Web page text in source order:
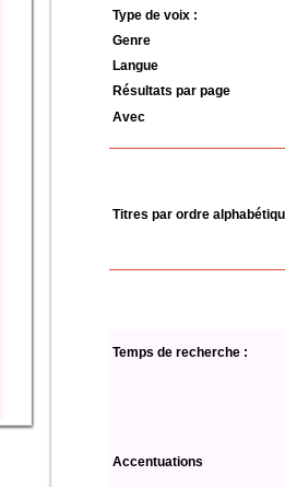
Type de voix :
Genre
Langue
Résultats par page
Avec
Titres par ordre
Temps de recherche :
Accentuations